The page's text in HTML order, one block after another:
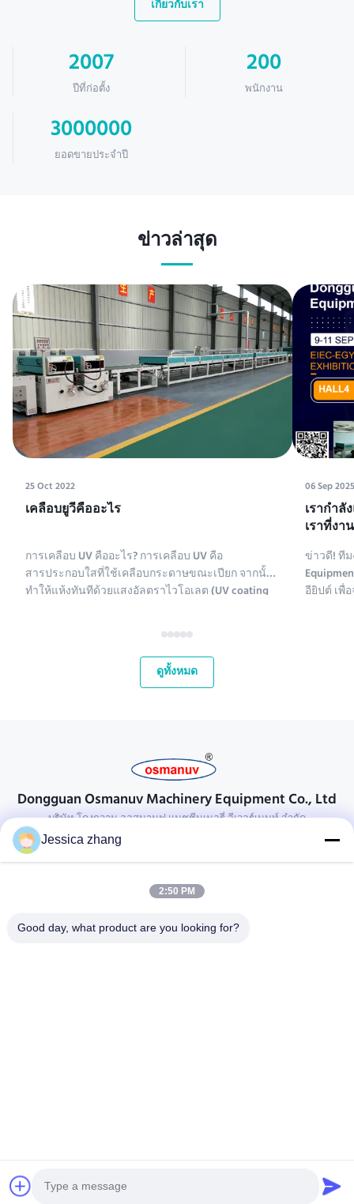
เกี่ยวกับเรา
2007
ปีที่ก่อตั้ง
200
พนักงาน
3000000
ยอดขายประจำปี
ข่าวล่าสุด
25 Oct 2022
เคลือบยูวีคืออะไร
การเคลือบ UV คืออะไร? การเคลือบ UV คือ
สารประกอบใสที่ใช้เคลือบกระดาษขณะเปียก จากนั้น
ทำให้แห้งทันทีด้วยแสงอัลตราไวโอเลต (UV coating
ชนิดที่ใช้เคลือบกระดาษ สารเคมีเคลือบ UV ประกอบ
ด้วยโพลีเอทิลีน แคลเซียมคาร์บอเนต และคาโอลิไนต์
สารประกอบเหล่านี้จะถูกทำให้บริส...
06 Sep 2025
เรากํา
เราที่งา
2025
ข่าวดี! ทีม
อียิปต์ เพื่
ดูทั้งหมด
Dongguan Osmanuv Machinery Equipment Co., Ltd
บริษัท โดงกวาน ออสมานูฟ แมชชีนเนอรี่ อีเวอร์เมนท์ จํากัด
ติดต่อ
28 อุตสาหกรรมที่สอง Liu chong wei, Wanjiang, DongGuan,
86-769 -88125248
Copyright © 2021-2026 Dongguan Osmanuv Machinery Equipment Co., Ltd.
Jessica zhang
2:50 PM
Good day, what product are you looking for?